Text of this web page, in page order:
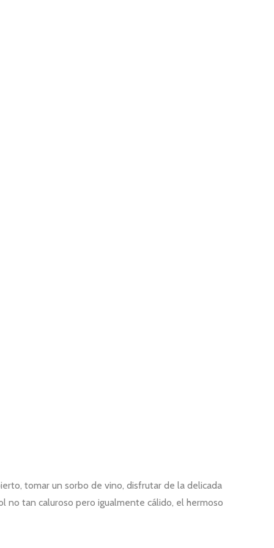
tomar un sorbo de vino, disfrutar de la delicada
no tan caluroso pero igualmente cálido, el hermoso